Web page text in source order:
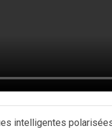
intelligentes